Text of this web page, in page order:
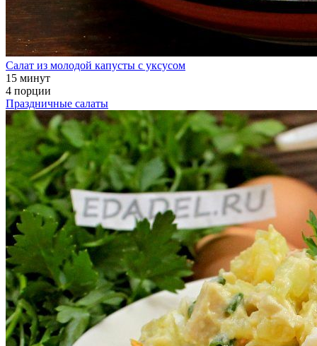
Салат из молодой капусты с уксусом
15 минут
4 порции
Праздничные салаты